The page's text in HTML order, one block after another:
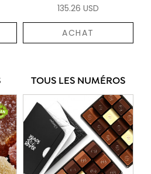
135.26 USD
ACHAT
TOUS LES NUMÉROS